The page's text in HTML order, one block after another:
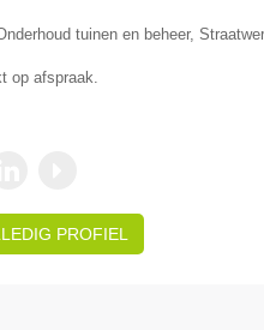
tuinen en beheer,
op afspraak.
PROFIEL